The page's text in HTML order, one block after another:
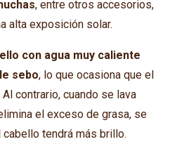
, entre otros accesorios,
alta exposición solar.
con agua muy caliente
sebo, lo que ocasiona que el
contrario, cuando se lava
el exceso de grasa, se
tendrá más brillo.